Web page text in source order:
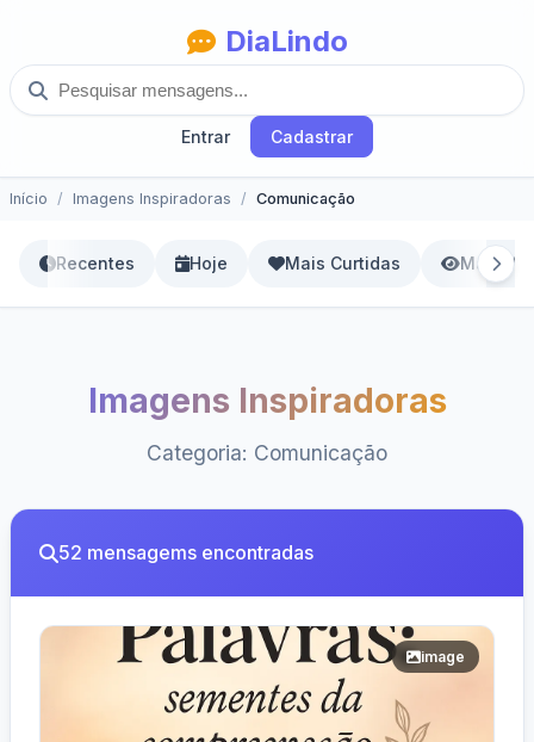
DiaLindo
Entrar Cadastrar
Início Imagens Inspiradoras Comunicação
Recentes Hoje Mais Curtidas Mais
Imagens Inspiradoras
Categoria: Comunicação
52 mensagems encontradas
image